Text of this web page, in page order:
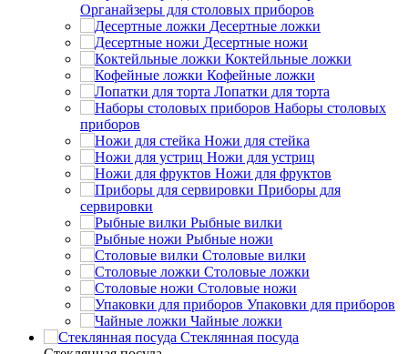
Органайзеры для столовых приборов
Десертные ложки
Десертные ножи
Коктейльные ложки
Кофейные ложки
Лопатки для торта
Наборы столовых
приборов
Ножи для стейка
Ножи для устриц
Ножи для фруктов
Приборы для
сервировки
Рыбные вилки
Рыбные ножи
Столовые вилки
Столовые ложки
Столовые ножи
Упаковки для приборов
Чайные ложки
Стеклянная посуда